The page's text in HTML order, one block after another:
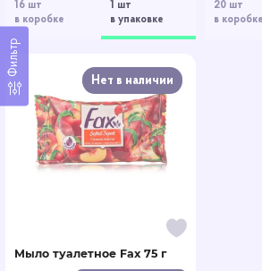
Фильтр
16 шт
в коробке
1 шт
в упаковке
20 шт
в коробке
Нет в наличии
Мыло туалетное Fax 75 г